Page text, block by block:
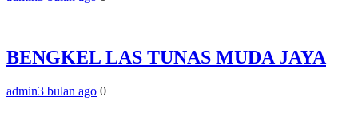
BENGKEL LAS TUNAS MUDA JAYA
admin3 bulan ago 0